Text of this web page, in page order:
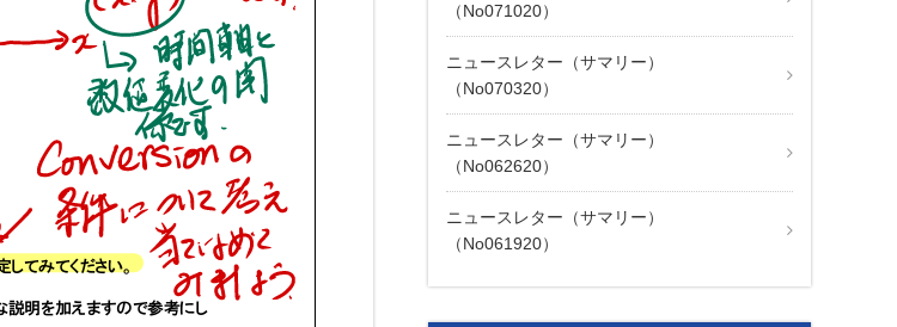
（No071020）
ニュースレター（サマリー）
（No070320）
ニュースレター（サマリー）
（No062620）
ニュースレター（サマリー）
（No061920）